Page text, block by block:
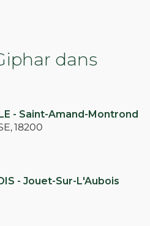
dans
- Saint-Amand-Montrond
18200
- Jouet-Sur-L'Aubois